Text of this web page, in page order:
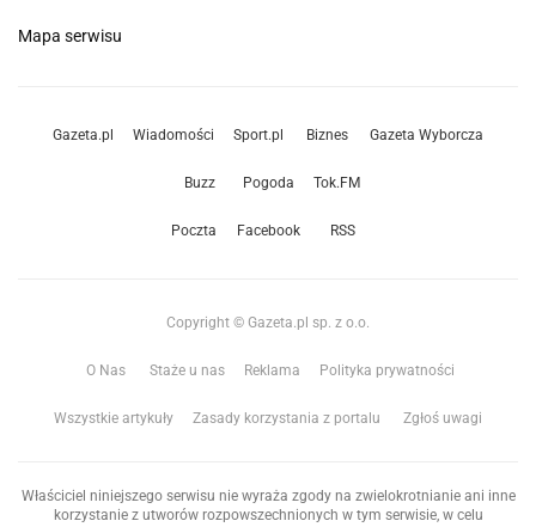
Mapa serwisu
Gazeta.pl Wiadomości Sport.pl Biznes Gazeta Wyborcza
Buzz Pogoda Tok.FM
Poczta Facebook RSS
Copyright © Gazeta.pl sp. z o.o.
O Nas Staże u nas Reklama Polityka prywatności
Wszystkie artykuły Zasady korzystania z portalu Zgłoś uwagi
Właściciel niniejszego serwisu nie wyraża zgody na zwielokrotnianie ani inne
korzystanie z utworów rozpowszechnionych w tym serwisie, w celu